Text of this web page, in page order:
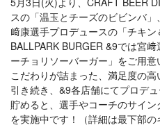
スの「温玉とチーズのビビンバ
﨑康選手プロデュースの「チキン
BALLPARK BURGER &9では宮
ーチョリソーバーガー」をご用
こだわりが詰まった、満足度の高
引き続き、&9各店舗にてプロデ
貯めると、選手やコーチのサイ
を実施中です！（詳細は最下部